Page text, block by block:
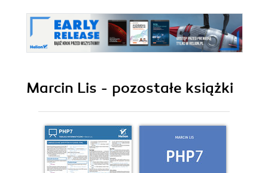
Marcin Lis - pozostałe książki